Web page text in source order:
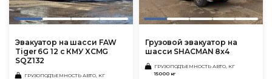
Эвакуатор на шасси FAW
Tiger 6G 12 с КМУ XCMG
SQZ132
ГРУЗОПОДЪЕМНОСТЬ АВТО, КГ
Грузовой эвакуатор на
шасси SHACMAN 8x4
ГРУЗОПОДЪЕМНОСТЬ АВТО, КГ
15000 кг